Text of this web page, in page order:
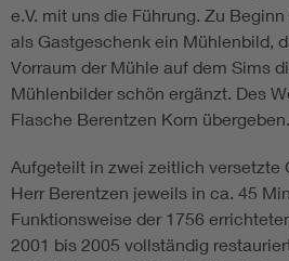
Standards
Weitere Themen
Electromobility
e.V. mit uns die Führung. Zu
als Gastgeschenk ein Mühlenbild,
Vorraum der Mühle auf dem Sims
Mühlenbilder schön ergänzt. Des
Flasche Berentzen Korn übergeben.
Aufgeteilt in zwei zeitlich versetzte
Herr Berentzen jeweils in ca. 45
Funktionsweise der 1756
2001 bis 2005 vollständig